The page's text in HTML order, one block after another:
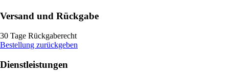
Versand und Rückgabe
30 Tage Rückgaberecht
Bestellung zurückgeben
Dienstleistungen